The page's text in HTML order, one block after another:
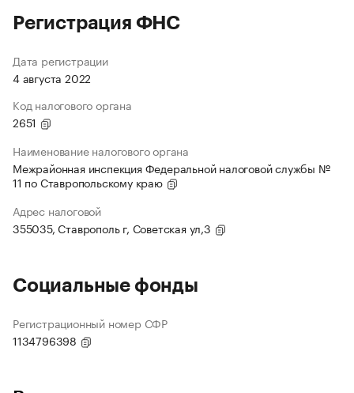
Регистрация ФНС
Дата регистрации
4 августа 2022
Код налогового органа
2651
Наименование налогового органа
Межрайонная инспекция Федеральной налоговой службы №
11 по Ставропольскому краю
Адрес налоговой
355035, Ставрополь г, Советская ул,3
Социальные фонды
Регистрационный номер СФР
1134796398